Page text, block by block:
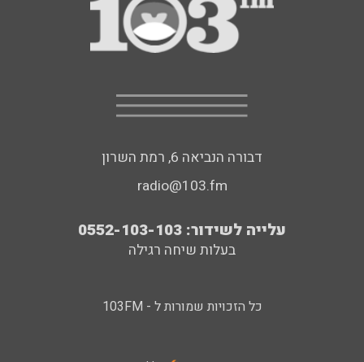
דבורה הנביאה 6, רמת השרון
radio@103.fm
עלייה לשידור: 0552-103-103
בעלות שיחה רגילה
כל הזכויות שמורות ל - 103FM